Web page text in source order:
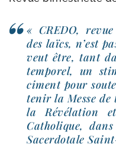
« CREDO,
des laïcs, n’est
veut être, tant
tem­po­rel, un
ciment pour
te­nir la Messe
la Révélation
Catholique,
Sacerdotale